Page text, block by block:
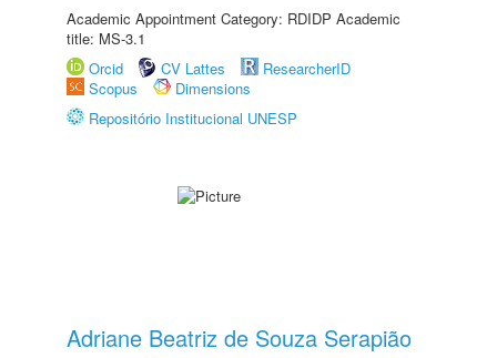
Academic Appointment Category: RDIDP Academic
title: MS-3.1
Orcid
CV Lattes
ResearcherID
Scopus
Dimensions
Repositório Institucional UNESP
Adriane Beatriz de Souza Serapião